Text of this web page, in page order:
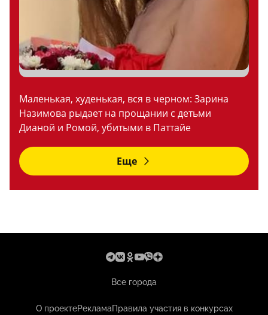
Маленькая, худенькая, вся в черном: Зарина
Назимова рыдает на прощании с детьми
Дианой и Ромой, убитыми в Паттайе
Еще
Все города
О проектеРекламаПравила участия в конкурсах